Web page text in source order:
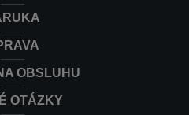
OBSLUHU
OTÁZKY